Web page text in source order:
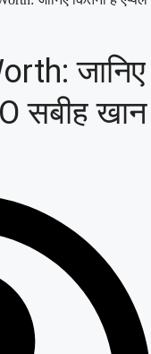
जानिए
सबीह खान